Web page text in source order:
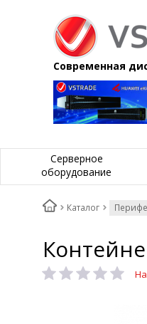
Современная
Серверное
оборудование
Каталог